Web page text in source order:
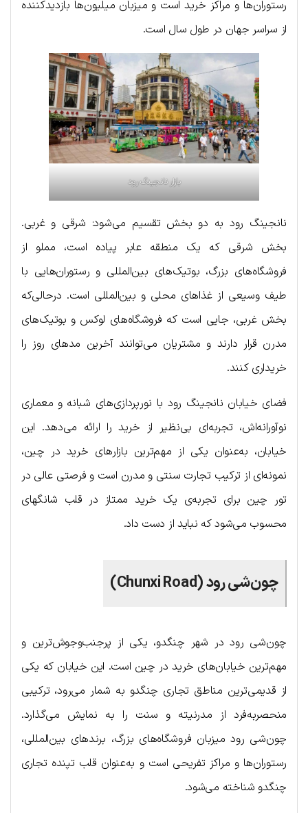
رستوران‌ها و مراکز خرید است و میزبان میلیون‌ها بازدیدکننده
از سراسر جهان در طول سال است.
بازار نانجینگ رود
نانجینگ رود به دو بخش تقسیم می‌شود: شرقی و غربی.
بخش شرقی که یک منطقه عابر پیاده است، مملو از
فروشگاه‌های بزرگ، بوتیک‌های بین‌المللی و رستوران‌هایی با
طیف وسیعی از غذاهای محلی و بین‌المللی است. درحالی‌که
بخش غربی، جایی است که فروشگاه‌های لوکس و بوتیک‌های
مدرن قرار دارند و مشتریان می‌توانند آخرین مدهای روز را
خریداری کنند.
فضای خیابان نانجینگ رود با نورپردازی‌های شبانه و معماری
نوآورانه‌اش، تجربه‌ای بی‌نظیر از خرید را ارائه می‌دهد. این
خیابان، به‌عنوان یکی از مهم‌ترین بازارهای خرید در چین،
نمونه‌ای از ترکیب تجارت سنتی و مدرن است و فرصتی عالی در
تور چین برای تجربه‌ی یک خرید ممتاز در قلب شانگهای
محسوب می‌شود که نباید از دست داد.
چون‌شی رود (Chunxi Road)
چون‌شی رود در شهر چنگدو، یکی از پرجنب‌وجوش‌ترین و
مهم‌ترین خیابان‌های خرید در چین است. این خیابان که یکی
از قدیمی‌ترین مناطق تجاری چنگدو به شمار می‌رود، ترکیبی
منحصربه‌فرد از مدرنیته و سنت را به نمایش می‌گذارد.
چون‌شی رود میزبان فروشگاه‌های بزرگ، برندهای بین‌المللی،
رستوران‌ها و مراکز تفریحی است و به‌عنوان قلب تپنده تجاری
چنگدو شناخته می‌شود.